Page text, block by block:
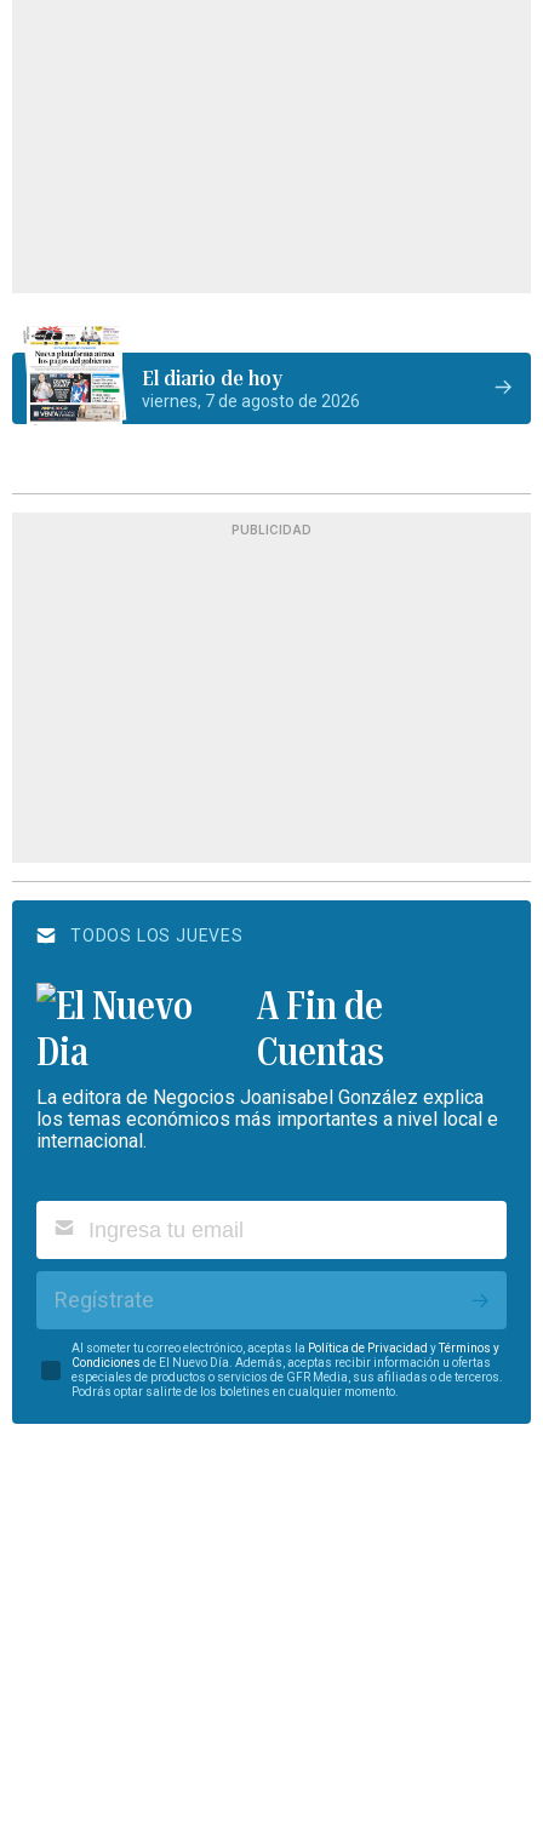
El diario de hoy
viernes, 7 de agosto de 2026
PUBLICIDAD
TODOS LOS JUEVES
A Fin de
Cuentas
La editora de Negocios Joanisabel González explica
los temas económicos más importantes a nivel local e
internacional.
Regístrate
Al someter tu correo electrónico, aceptas la Política de Privacidad yTérminos y
Condiciones de El Nuevo Día. Además, aceptas recibir información u ofertas
especiales de productos o servicios de GFR Media, sus afiliadas o de terceros.
Podrás optar salirte de los boletines en cualquier momento.